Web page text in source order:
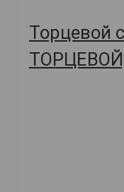
Торцевой
ТОРЦЕВОЙ,